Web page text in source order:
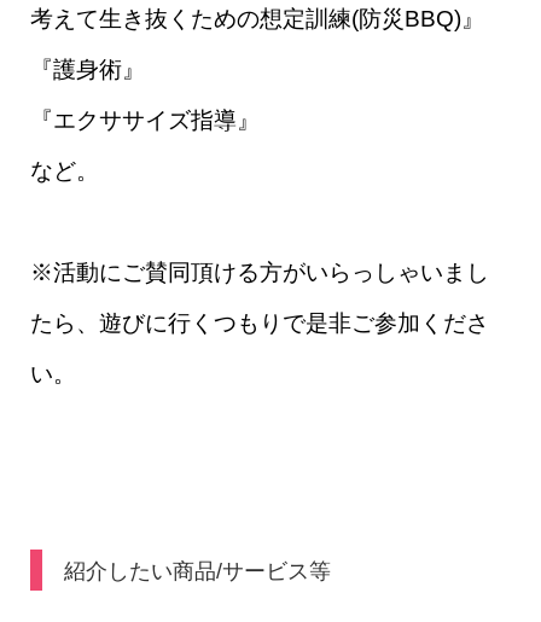
考えて生き抜くための想定訓練(防災BBQ)』
『護身術』
『エクササイズ指導』
など。
※活動にご賛同頂ける方がいらっしゃいまし
たら、遊びに行くつもりで是非ご参加くださ
い。
紹介したい商品/サービス等